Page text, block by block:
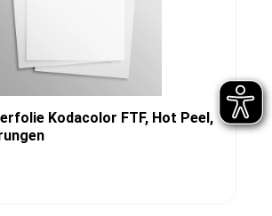
Kodacolor FTF, Hot Peel,